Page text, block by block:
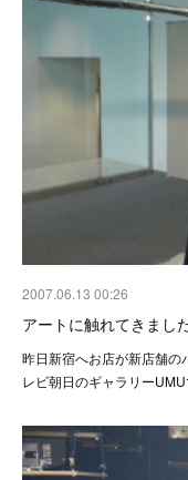
2007.06.13 00:26
アートに触れてきまし
昨日新宿へお店が新店舗の
レビ朝日のギャラリー